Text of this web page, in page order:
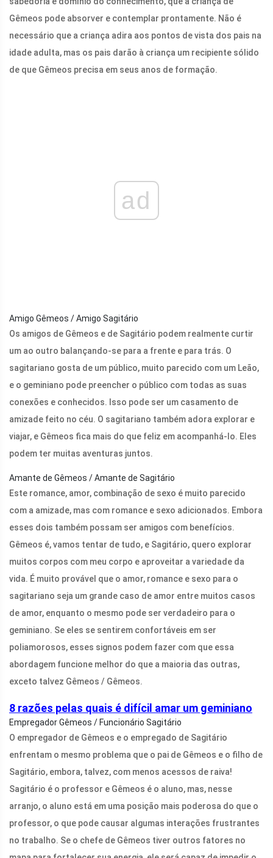
Gêmeos pode absorver e contemplar prontamente. Não é
necessário que a criança adira aos pontos de vista dos pais na
idade adulta, mas os pais darão à criança um recipiente sólido
de que Gêmeos precisa em seus anos de formação.
ad
Amigo Gêmeos / Amigo Sagitário
Os amigos de Gêmeos e de Sagitário podem realmente curtir
um ao outro balançando-se para a frente e para trás. O
sagitariano gosta de um público, muito parecido com um Leão,
e o geminiano pode preencher o público com todas as suas
conexões e conhecidos. Isso pode ser um casamento de
amizade feito no céu. O sagitariano também adora explorar e
viajar, e Gêmeos fica mais do que feliz em acompanhá-lo. Eles
podem ter muitas aventuras juntos.
Amante de Gêmeos / Amante de Sagitário
Este romance, amor, combinação de sexo é muito parecido
com a amizade, mas com romance e sexo adicionados. Embora
esses dois também possam ser amigos com benefícios.
Gêmeos é, vamos tentar de tudo, e Sagitário, quero explorar
muitos corpos com meu corpo e aproveitar a variedade da
vida. É muito provável que o amor, romance e sexo para o
sagitariano seja um grande caso de amor entre muitos casos
de amor, enquanto o mesmo pode ser verdadeiro para o
geminiano. Se eles se sentirem confortáveis ​​em ser
poliamorosos, esses signos podem fazer com que essa
abordagem funcione melhor do que a maioria das outras,
exceto talvez Gêmeos / Gêmeos.
8 razões pelas quais é difícil amar um geminiano
Empregador Gêmeos / Funcionário Sagitário
O empregador de Gêmeos e o empregado de Sagitário
enfrentam o mesmo problema que o pai de Gêmeos e o filho de
Sagitário, embora, talvez, com menos acessos de raiva!
Sagitário é o professor e Gêmeos é o aluno, mas, nesse
arranjo, o aluno está em uma posição mais poderosa do que o
professor, o que pode causar algumas interações frustrantes
no trabalho. Se o chefe de Gêmeos tiver outros fatores no